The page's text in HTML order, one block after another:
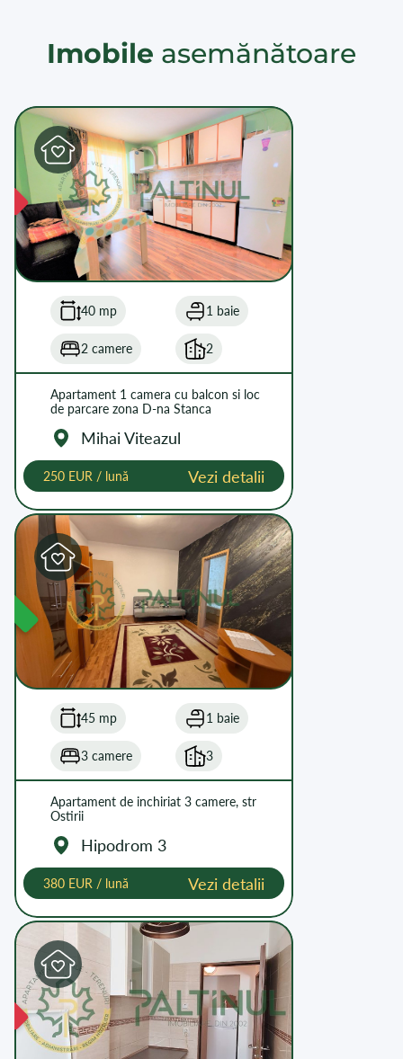
Imobile asemănătoare
40 mp 1 baie
2 camere 2
Apartament 1 camera cu balcon si loc
de parcare zona D-na Stanca
Mihai Viteazul
250 EUR / lună Vezi detalii
45 mp 1 baie
3 camere 3
Apartament de inchiriat 3 camere, str
Ostirii
Hipodrom 3
380 EUR / lună Vezi detalii